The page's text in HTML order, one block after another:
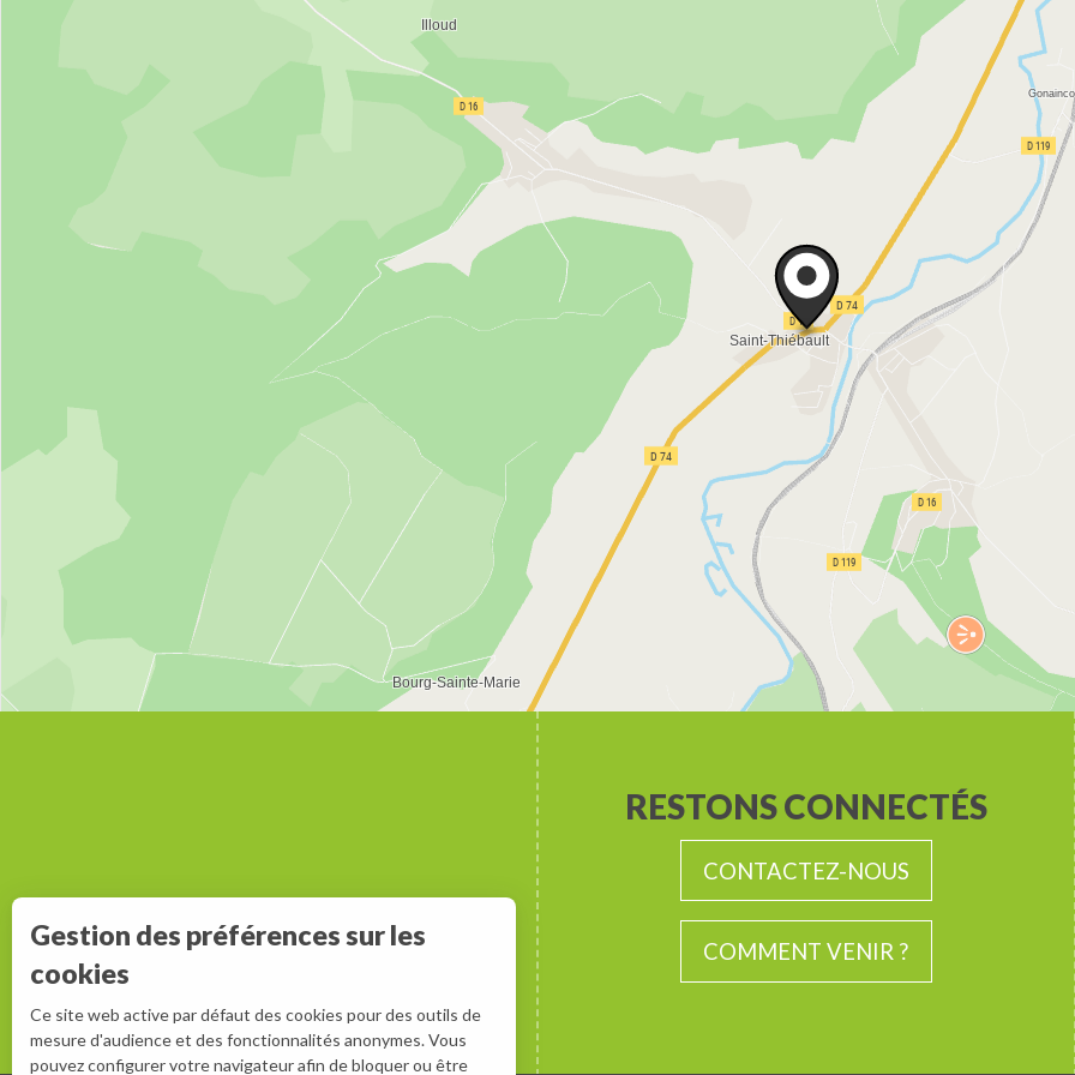
RESTONS CONNECTÉS
CONTACTEZ-NOUS
COMMENT VENIR ?
Gestion des préférences sur les
cookies
Ce site web active par défaut des cookies pour des outils de
mesure d'audience et des fonctionnalités anonymes. Vous
pouvez configurer votre navigateur afin de bloquer ou être